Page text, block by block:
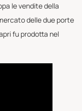
le vendite della
delle due porte
fu prodotta nel